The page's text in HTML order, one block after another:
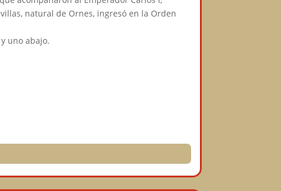
natural de Ornes, ingresó en la Orden
uno abajo.